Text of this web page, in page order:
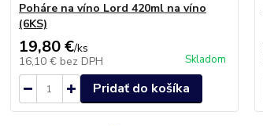
Poháre na víno Lord 420ml na víno
(6KS)
19,80 €/ks
16,10 € bez DPH Skladom
Pridať do košíka